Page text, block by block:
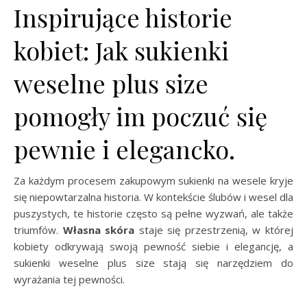
Inspirujące historie
kobiet: Jak sukienki
weselne plus size
pomogły im poczuć się
pewnie i elegancko.
Za każdym procesem zakupowym sukienki na wesele kryje
się niepowtarzalna historia. W kontekście ślubów i wesel dla
puszystych, te historie często są pełne wyzwań, ale także
triumfów. Własna skóra staje się przestrzenią, w której
kobiety odkrywają swoją pewność siebie i elegancję, a
sukienki weselne plus size stają się narzędziem do
wyrażania tej pewności.